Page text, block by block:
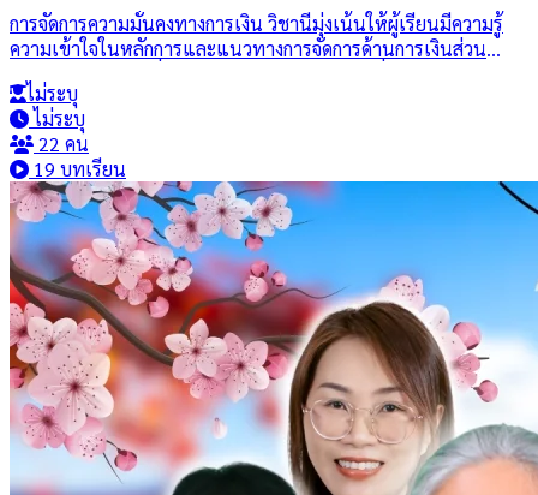
การจัดการความมั่นคงทางการเงิน วิชานี้มุ่งเน้นให้ผู้เรียนมีความรู้
ความเข้าใจในหลักการและแนวทางการจัดการด้านการเงินส่วน
ระยะยาว โดยเนื้อหาครอบคลุมการวางแผนการเงิน การบริหารราย
ได้และรายจ่าย การจัดการหนี้สิน การลงทุนเพื่อสร้างความมั่งคั่ง การ
บริหารความเสี่ยงทางการเงิน และการเตรียมความพร้อมด้านการ
เงินในยามฉุกเฉิน รวมถึงการวางแผนเพื่อการเกษียณอายุ
ไม่ระบุ
ไม่ระบุ
22 คน
19 บทเรียน